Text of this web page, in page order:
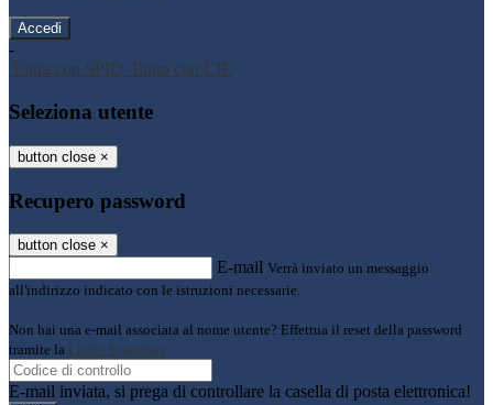
-
Entra con SPID Entra con CIE
Seleziona utente
button close ×
Recupero password
button close ×
E-mail Verrà inviato un messaggio
all'indirizzo indicato con le istruzioni necessarie.
Non hai una e-mail associata al nome utente? Effettua il reset della password
tramite la Login Spaggiari
E-mail inviata, si prega di controllare la casella di posta elettronica!